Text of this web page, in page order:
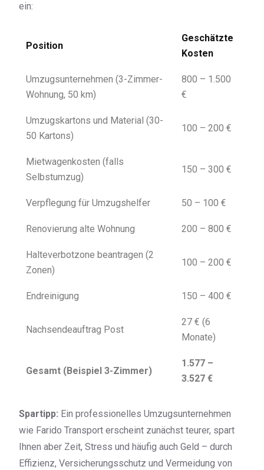
ein:
Position
Geschätzte
Kosten
Umzugsunternehmen (3-Zimmer-
Wohnung, 50 km)
800 – 1.500
€
Umzugskartons und Material (30-
50 Kartons)
100 – 200 €
Mietwagenkosten (falls
Selbstumzug)
150 – 300 €
Verpflegung für Umzugshelfer 50 – 100 €
Renovierung alte Wohnung 200 – 800 €
Halteverbotzone beantragen (2
Zonen)
100 – 200 €
Endreinigung 150 – 400 €
Nachsendeauftrag Post
27 € (6
Monate)
Gesamt (Beispiel 3-Zimmer)
1.577 –
3.527 €
Spartipp: Ein professionelles Umzugsunternehmen
wie Farido Transport erscheint zunächst teurer, spart
Ihnen aber Zeit, Stress und häufig auch Geld – durch
Effizienz, Versicherungsschutz und Vermeidung von